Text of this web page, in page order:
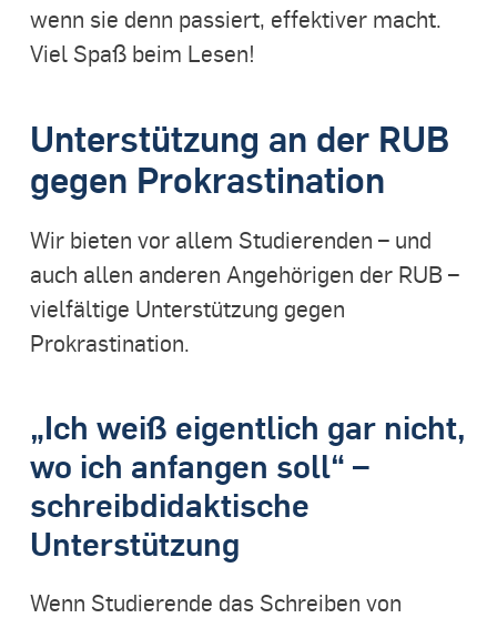
wenn sie denn passiert, effektiver macht.
Viel Spaß beim Lesen!
Unterstützung an der RUB
gegen Prokrastination
Wir bieten vor allem Studierenden – und
auch allen anderen Angehörigen der RUB –
vielfältige Unterstützung gegen
Prokrastination.
„Ich weiß eigentlich gar nicht,
wo ich anfangen soll“ –
schreibdidaktische
Unterstützung
Wenn Studierende das Schreiben von